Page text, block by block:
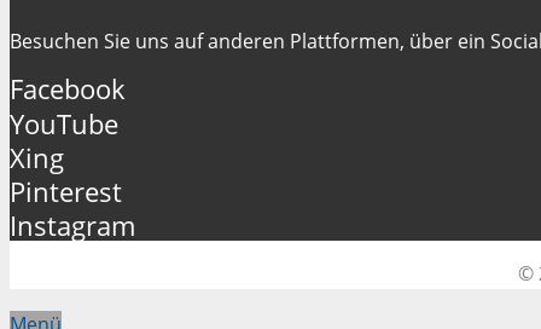
Besuchen Sie uns auf anderen Plattformen, über ein
Facebook
YouTube
Xing
Pinterest
Instagram
©